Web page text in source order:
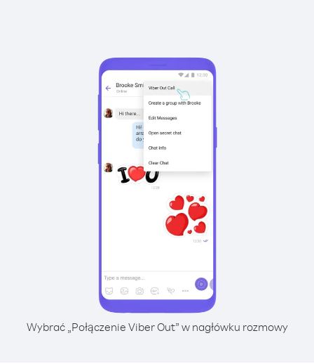
Wybrać „Połączenie Viber Out” w nagłówku rozmowy